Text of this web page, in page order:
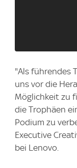
"Als führendes
uns vor die
Möglichkeit zu
die Trophäen
Podium zu
Executive
bei Lenovo.